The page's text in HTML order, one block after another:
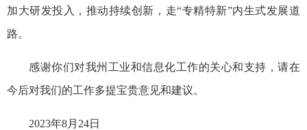
加大研发投入，推动持续创新，走“专精特新”内生式发展道
路。
感谢你们对我州工业和信息化工作的关心和支持，请在
今后对我们的工作多提宝贵意见和建议。
2023年8月24日